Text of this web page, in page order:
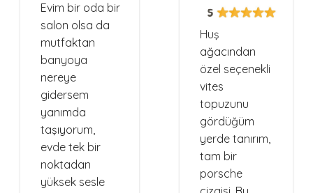
Evim bir oda bir
salon olsa da
mutfaktan
banyoya
nereye
gidersem
yanımda
taşıyorum,
evde tek bir
noktadan
yüksek sesle
5
Huş
ağacından
özel seçenekli
vites
topuzunu
gördüğüm
yerde tanırım,
tam bir
porsche